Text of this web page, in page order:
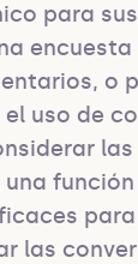
para
encuesta
o
uso de
las